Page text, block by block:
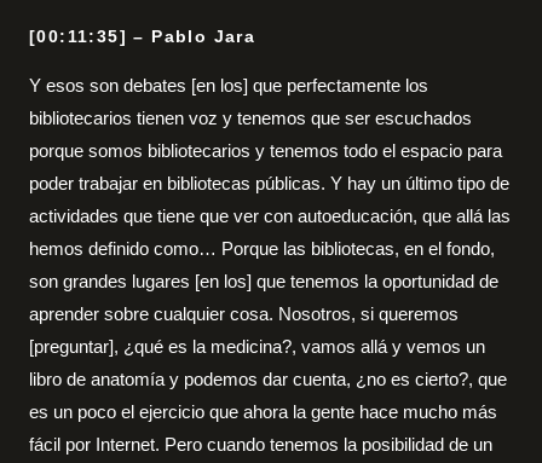
[00:11:35] – Pablo Jara
Y esos son debates [en los] que perfectamente los
bibliotecarios tienen voz y tenemos que ser escuchados
porque somos bibliotecarios y tenemos todo el espacio para
poder trabajar en bibliotecas públicas. Y hay un último tipo de
actividades que tiene que ver con autoeducación, que allá las
hemos definido como… Porque las bibliotecas, en el fondo,
son grandes lugares [en los] que tenemos la oportunidad de
aprender sobre cualquier cosa. Nosotros, si queremos
[preguntar], ¿qué es la medicina?, vamos allá y vemos un
libro de anatomía y podemos dar cuenta, ¿no es cierto?, que
es un poco el ejercicio que ahora la gente hace mucho más
fácil por Internet. Pero cuando tenemos la posibilidad de un